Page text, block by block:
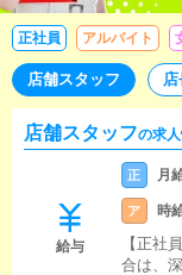
正社員 アルバイト
店舗スタッフ
店舗スタッフの求
給与
正 月
ア 時
【正社
合は、